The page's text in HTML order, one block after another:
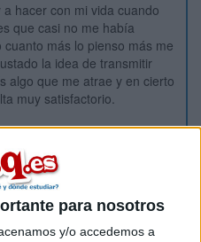
para nosotros
y/o accedemos a
hacer con mi vida cuando
que casi no me había
más lo pienso más me
la idea de transmitir
algo que me atrae y en cierto
muy satisfactorio.
podría realizar el máster
en Secundaria y Bachillerato,
a las
en esto, y sé que
plaza en las